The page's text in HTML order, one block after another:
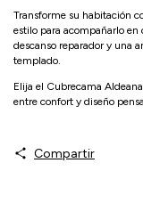
Transforme su habitación
estilo para acompañarlo en
descanso reparador y una
templado.
Elija el Cubrecama
entre confort y diseño
Compartir